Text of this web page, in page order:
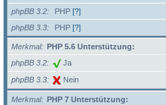
phpBB 3.2
PHP [?]
phpBB 3.3
PHP [?]
Merkmal
PHP 5.6 Unterstützung:
phpBB 3.2
Ja
phpBB 3.3 Nein
Merkmal
PHP 7 Unterstützung: